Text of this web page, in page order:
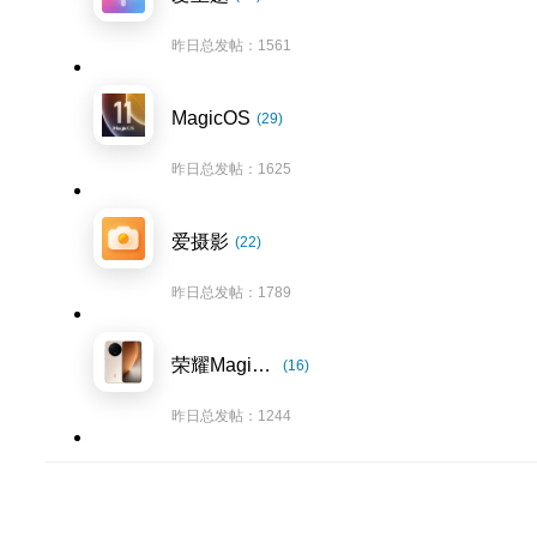
昨日总发帖：1561
MagicOS (29)
昨日总发帖：1625
爱摄影 (22)
昨日总发帖：1789
荣耀Magic8系列 (16)
昨日总发帖：1244